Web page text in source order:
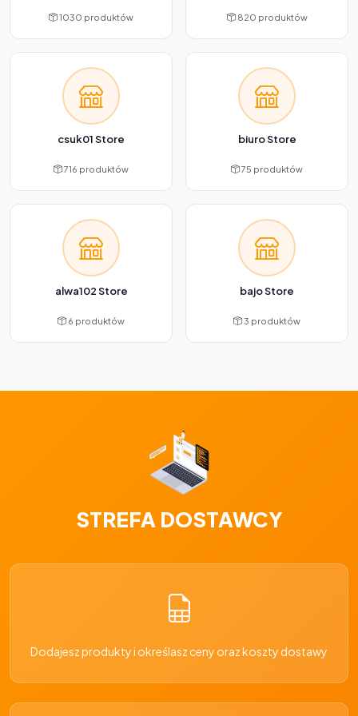
1030 produktów 820 produktów
csuk01 Store
716 produktów
biuro Store
75 produktów
alwa102 Store
6 produktów
bajo Store
3 produktów
STREFA DOSTAWCY
Dodajesz produkty i określasz ceny oraz koszty dostawy